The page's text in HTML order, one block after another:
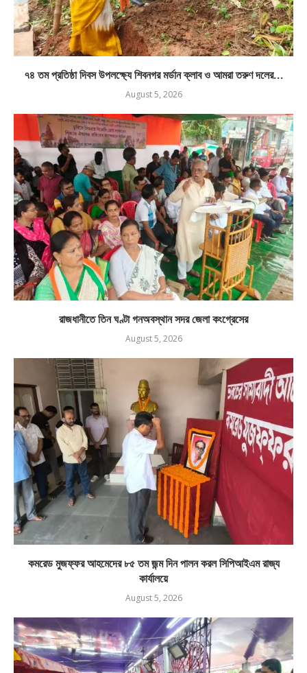
৭৪ তম প্রতিষ্ঠা দিবস উপলক্ষ্যে শিবনগর মর্ডান ক্লাব ও আমরা তরুণ দলের...
August 5, 2026
রাজধানীতে তিন ঘণ্টা গনঅবস্থান সদর জেলা কংগ্রেসের
August 5, 2026
কমরেড মুজফ্ফর আহমেদের ৮৫ তম জন্ম দিন পালন করল সিপিআইএম রাজ্য
কার্যালয়ে
August 5, 2026